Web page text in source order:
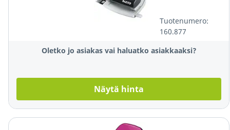
Tuotenumero:
160.877
Oletko jo asiakas vai haluatko asiakkaaksi?
Näytä hinta